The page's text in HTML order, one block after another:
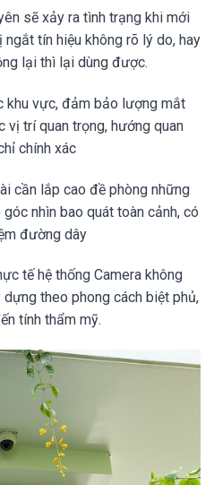
sẽ xảy ra tình trạng khi mới
tín hiệu không rõ lý do, hay
lại thì lại dùng được.
khu vực, đảm bảo lượng mắt
vị trí quan trọng, hướng quan
chính xác
cần lắp cao đề phòng những
nhìn bao quát toàn cảnh, có
đường dây
tế hệ thống Camera không
theo phong cách biệt phủ,
tính thẩm mỹ.